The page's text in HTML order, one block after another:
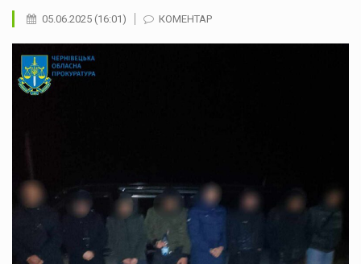
05.06.2025 (16:01) КОМЕНТАР